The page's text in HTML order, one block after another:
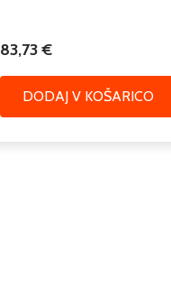
83,73€
DODAJ V KOŠARICO